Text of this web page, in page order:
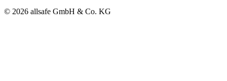
© 2026 allsafe GmbH & Co. KG